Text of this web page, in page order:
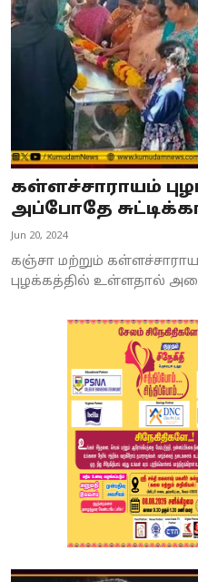
கள்ளச்சாராயம்
அப்போதே
Jun 20, 2024
கஞ்சா மற்றும்
புழக்கத்தில் உள்ளதால்